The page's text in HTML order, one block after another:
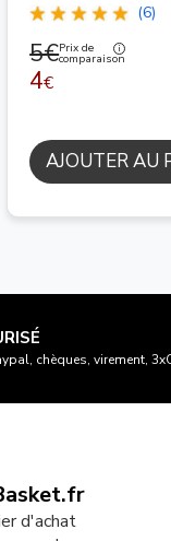
(6)
5€Prix de
comparaison
4€
AJOUTER AU
chèques, virement,
d'achat